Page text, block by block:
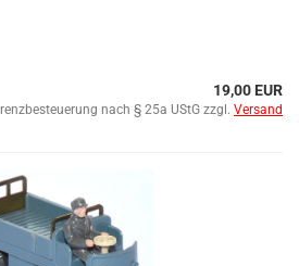
19,00 EUR
nach § 25a UStG zzgl. Versand